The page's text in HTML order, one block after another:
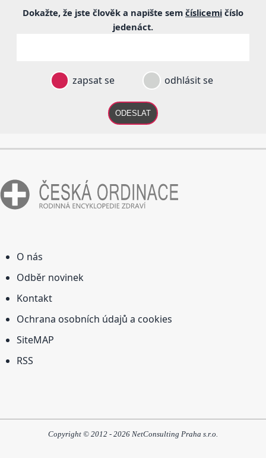
Dokažte, že jste člověk a napište sem číslicemi číslo
jedenáct.
zapsat se odhlásit se
ODESLAT
O nás
Odběr novinek
Kontakt
Ochrana osobních údajů a cookies
SiteMAP
RSS
Copyright © 2012 - 2026 NetConsulting Praha s.r.o.